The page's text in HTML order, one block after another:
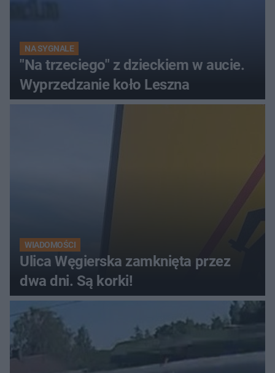
NA SYGNALE
"Na trzeciego" z dzieckiem w aucie.
Wyprzedzanie koło Leszna
WIADOMOŚCI
Ulica Węgierska zamknięta przez
dwa dni. Są korki!